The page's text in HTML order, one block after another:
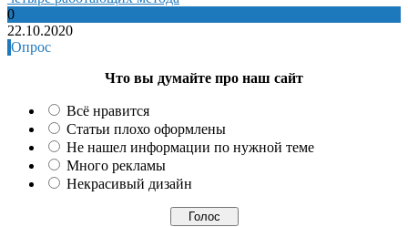
0
22.10.2020
Опрос
Что вы думайте про наш сайт
Всё нравится
Статьи плохо оформлены
Не нашел информации по нужной теме
Много рекламы
Некрасивый дизайн